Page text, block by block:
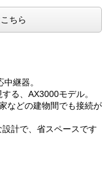
ちら
継器。
る、AX3000モデル。
などの建物間でも接続が
計で、省スペースです